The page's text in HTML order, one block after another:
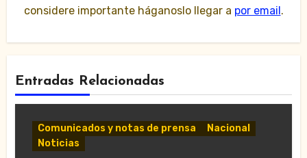
considere importante háganoslo llegar a por email.
Entradas Relacionadas
Comunicados y notas de prensa
Nacional
Noticias